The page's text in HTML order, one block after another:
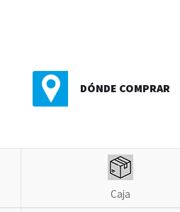
DÓNDE COMPRAR
Caja